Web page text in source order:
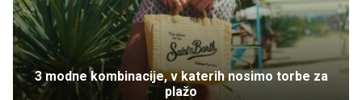
3 modne kombinacije, v katerih nosimo torbe za
plažo